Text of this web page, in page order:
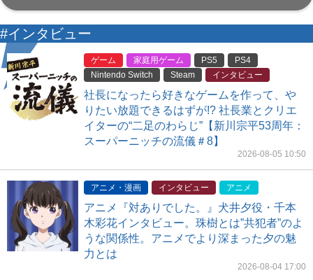
#インタビュー
ゲーム 家庭用ゲーム PS5
PS4
Nintendo Switch
Steam インタビュー
社長になったら好きなゲームを作って、や
りたい放題できるはずが!? 社長業とクリエ
イターの“二足のわらじ”【新川宗平53周年：
スーパーニッチの流儀＃8】
2026-08-05 10:50
アニメ・漫画 インタビュー アニメ
アニメ『対ありでした。』犬井夕役・千本
木彩花インタビュー。珠樹とは”共犯者”のよ
うな関係性。アニメでより深まった夕の魅
力とは
2026-08-04 17:00